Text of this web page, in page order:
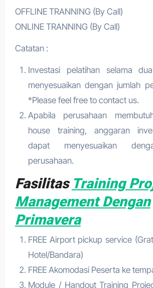
OFFLINE TRANNING (By Call)
ONLINE TRANNING (By Call)
Catatan :
Investasi pelatihan selama
menyesuaikan dengan jumlah
*Please feel free to contact us.
Apabila perusahaan
house training, anggaran
dapat menyesuaikan
perusahaan.
Fasilitas Training
Management Dengan
Primavera
FREE Airport pickup service
Hotel/Bandara)
FREE Akomodasi Peserta ke
Module / Handout Training